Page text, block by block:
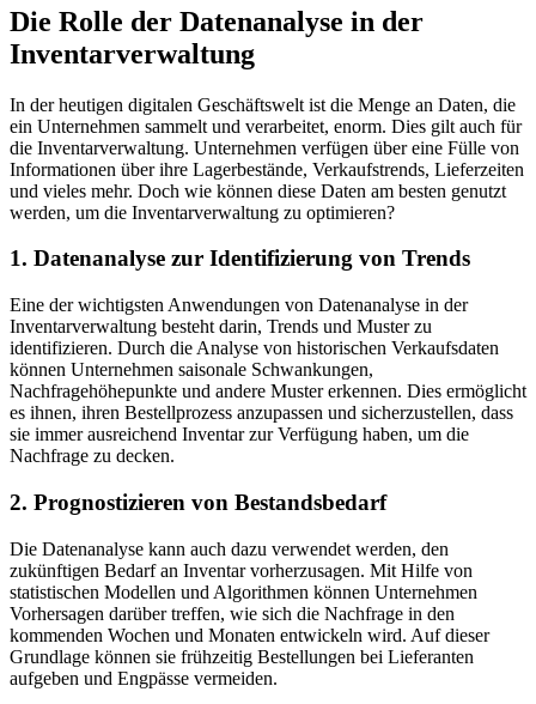
Die Rolle der Datenanalyse in der
Inventarverwaltung
In der heutigen digitalen Geschäftswelt ist die Menge an Daten, die
ein Unternehmen sammelt und verarbeitet, enorm. Dies gilt auch für
die Inventarverwaltung. Unternehmen verfügen über eine Fülle von
Informationen über ihre Lagerbestände, Verkaufstrends, Lieferzeiten
und vieles mehr. Doch wie können diese Daten am besten genutzt
werden, um die Inventarverwaltung zu optimieren?
1. Datenanalyse zur Identifizierung von Trends
Eine der wichtigsten Anwendungen von Datenanalyse in der
Inventarverwaltung besteht darin, Trends und Muster zu
identifizieren. Durch die Analyse von historischen Verkaufsdaten
können Unternehmen saisonale Schwankungen,
Nachfragehöhepunkte und andere Muster erkennen. Dies ermöglicht
es ihnen, ihren Bestellprozess anzupassen und sicherzustellen, dass
sie immer ausreichend Inventar zur Verfügung haben, um die
Nachfrage zu decken.
2. Prognostizieren von Bestandsbedarf
Die Datenanalyse kann auch dazu verwendet werden, den
zukünftigen Bedarf an Inventar vorherzusagen. Mit Hilfe von
statistischen Modellen und Algorithmen können Unternehmen
Vorhersagen darüber treffen, wie sich die Nachfrage in den
kommenden Wochen und Monaten entwickeln wird. Auf dieser
Grundlage können sie frühzeitig Bestellungen bei Lieferanten
aufgeben und Engpässe vermeiden.